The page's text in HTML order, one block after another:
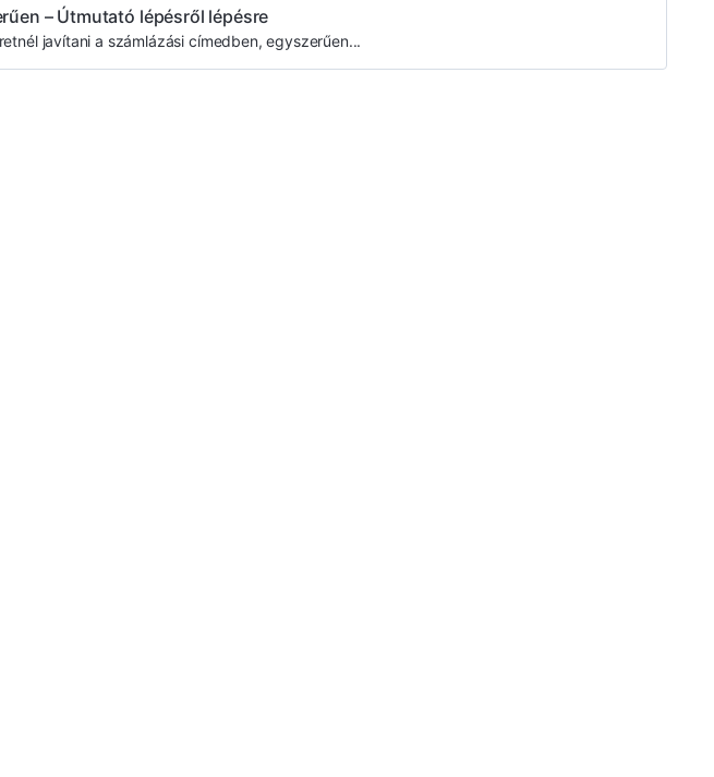
– Útmutató lépésről lépésre
javítani a számlázási címedben, egyszerűen...